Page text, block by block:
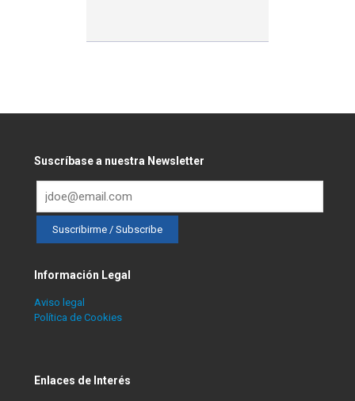
Suscríbase a nuestra Newsletter
Información Legal
Aviso legal
Política de Cookies
Enlaces de Interés